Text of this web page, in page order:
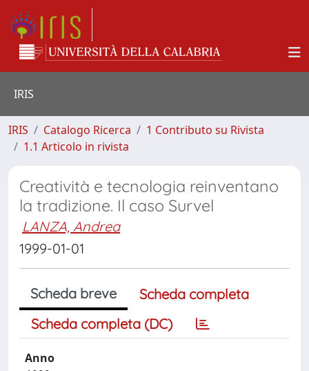
IRIS
IRIS Catalogo Ricerca
1 Contributo su Rivista
1.1 Articolo in rivista
Creatività e tecnologia reinventano
la tradizione. Il caso Survel
LANZA, Andrea
1999-01-01
Scheda breve
Scheda completa
Scheda completa (DC)
Anno